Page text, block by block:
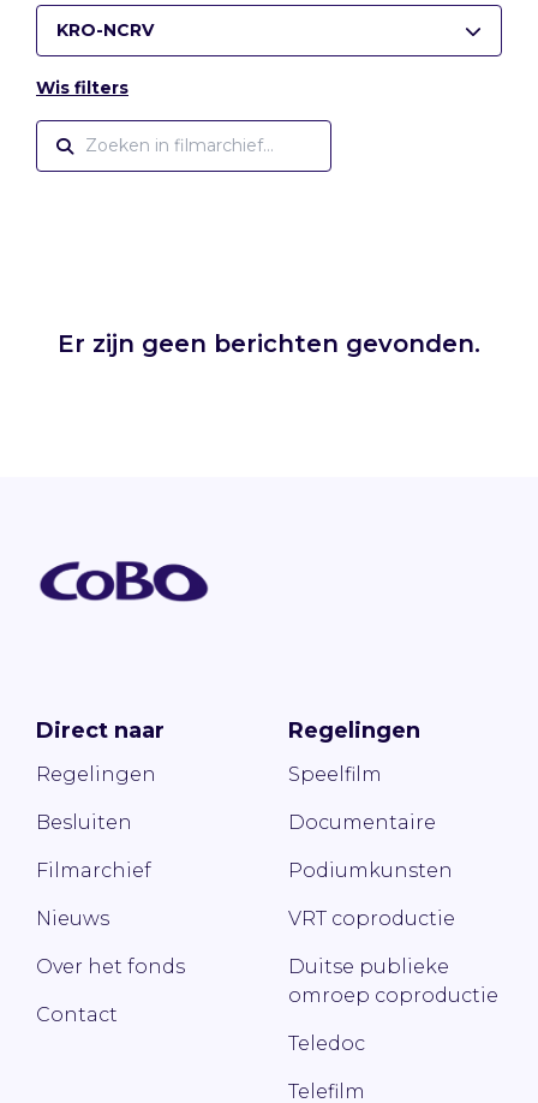
KRO-NCRV
Wis filters
Er zijn geen berichten gevonden.
Direct naar
Regelingen
Besluiten
Filmarchief
Nieuws
Over het fonds
Contact
Regelingen
Speelfilm
Documentaire
Podiumkunsten
VRT coproductie
Duitse publieke
omroep coproductie
Teledoc
Telefilm